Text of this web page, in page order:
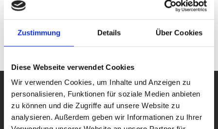
Zustimmung Details Über Cookies
Diese Webseite verwendet Cookies
Wir verwenden Cookies, um Inhalte und Anzeigen zu
personalisieren, Funktionen für soziale Medien anbieten
zu können und die Zugriffe auf unsere Website zu
analysieren. Außerdem geben wir Informationen zu Ihrer
Gesamtmiete:
Euro 70,00 Mitglieder mit Wohnung
SITEMAP